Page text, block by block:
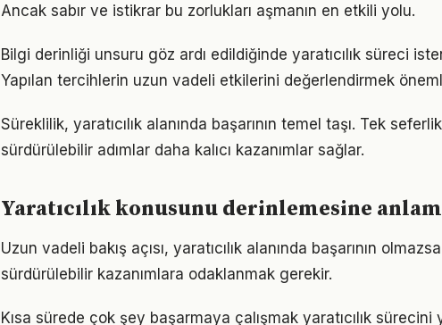
Ancak sabır ve istikrar bu zorlukları aşmanın en etkili yolu.
Bilgi derinliği unsuru göz ardı edildiğinde yaratıcılık süreci
Yapılan tercihlerin uzun vadeli etkilerini değerlendirmek
Süreklilik, yaratıcılık alanında başarının temel taşı. Tek
sürdürülebilir adımlar daha kalıcı kazanımlar sağlar.
Yaratıcılık konusunu derinlemesine
Uzun vadeli bakış açısı, yaratıcılık alanında başarının
sürdürülebilir kazanımlara odaklanmak gerekir.
Kısa sürede çok şey başarmaya çalışmak yaratıcılık sürecini